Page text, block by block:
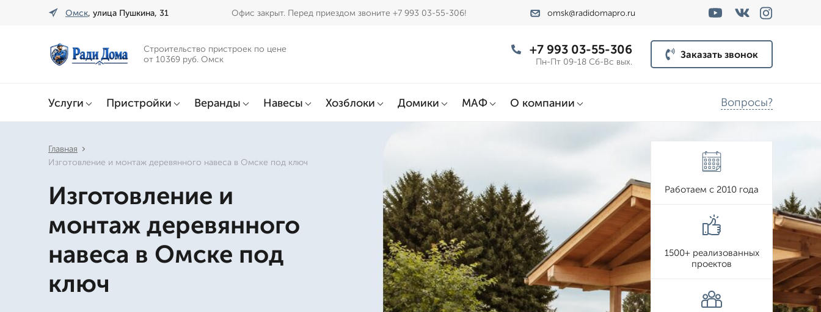
Омск, улица Пушкина, 31 Офис закрыт. Перед приездом звоните +7 993 03-55-306! omsk@radidomapro.ru
Строительство пристроек по цене
от 10369 руб. Омск
+7 993 03-55-306
Пн-Пт 09-18 Сб-Вс вых.
Заказать звонок
Услуги Пристройки Веранды Навесы Хозблоки Домики МАФ О компании Вопросы?
Главная
Изготовление и монтаж деревянного навеса в Омске под ключ
Изготовление и
монтаж деревянного
навеса в Омске под
ключ
Работаем с 2010 года
1500+ реализованных
проектов